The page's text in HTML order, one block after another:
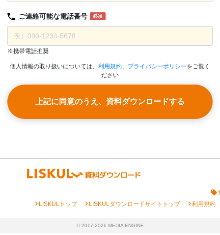
ご連絡可能な電話番号 必須
※携帯電話推奨
個人情報の取り扱いについては、 利用規約、 プライバシーポリシーをご覧く
ださい
上記に同意のうえ、資料ダウンロードする
chevron_rightLISKULトップ chevron_rightLISKULダウンロードサイトトップ chevron_right利用規約
© 2017-2026 MEDIA ENGINE